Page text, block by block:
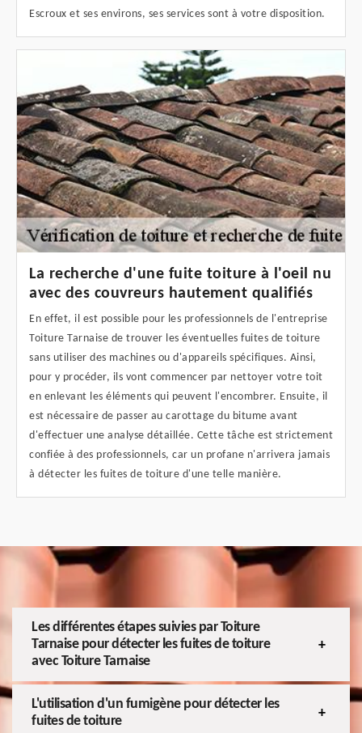
Escroux et ses environs, ses services sont à votre disposition.
La recherche d'une fuite toiture à l'oeil nu
avec des couvreurs hautement qualifiés
En effet, il est possible pour les professionnels de l'entreprise
Toiture Tarnaise de trouver les éventuelles fuites de toiture
sans utiliser des machines ou d'appareils spécifiques. Ainsi,
pour y procéder, ils vont commencer par nettoyer votre toit
en enlevant les éléments qui peuvent l'encombrer. Ensuite, il
est nécessaire de passer au carottage du bitume avant
d'effectuer une analyse détaillée. Cette tâche est strictement
confiée à des professionnels, car un profane n'arrivera jamais
à détecter les fuites de toiture d'une telle manière.
Les différentes étapes suivies par Toiture
Tarnaise pour détecter les fuites de toiture
avec Toiture Tarnaise
L'utilisation d'un fumigène pour détecter les
fuites de toiture